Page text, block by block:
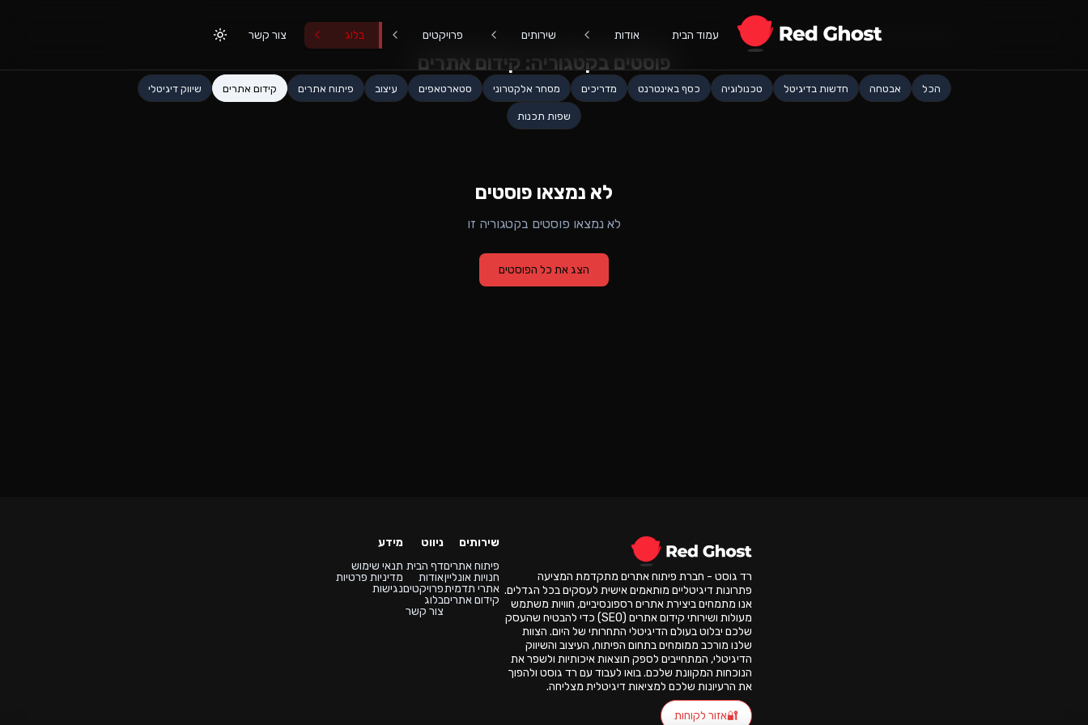
עמוד הבית אודות שירותים פרויקטים בלוג צור קשר
פוסטים בקטגוריה: קידום אתרים
הכל אבטחה חדשות בדיגיטל טכנולוגיה כסף באינטרנט מדריכים מסחר אלקטרוני סטארטאפים עיצוב פיתוח אתרים קידום אתרים שיווק דיגיטלי
שפות תכנות
לא נמצאו פוסטים
לא נמצאו פוסטים בקטגוריה זו
הצג את כל הפוסטים
רד גוסט - חברת פיתוח אתרים מתקדמת המציעה
פתרונות דיגיטליים מותאמים אישית לעסקים בכל הגדלים.
אנו מתמחים ביצירת אתרים רספונסיביים, חוויות משתמש
מעולות ושירותי קידום אתרים (SEO) כדי להבטיח שהעסק
שלכם יבלוט בעולם הדיגיטלי התחרותי של היום. הצוות
שלנו מורכב ממומחים בתחום הפיתוח, העיצוב והשיווק
הדיגיטלי, המתחייבים לספק תוצאות איכותיות ולשפר את
הנוכחות המקוונת שלכם. בואו לעבוד עם רד גוסט ולהפוך
את הרעיונות שלכם למציאות דיגיטלית מצליחה.
🔐אזור לקוחות
שירותים
פיתוח אתרים
חנויות אונליין
אתרי תדמית
קידום אתרים
ניווט
דף הבית
אודות
פרויקטים
בלוג
צור קשר
מידע
תנאי שימוש
מדיניות פרטיות
נגישות